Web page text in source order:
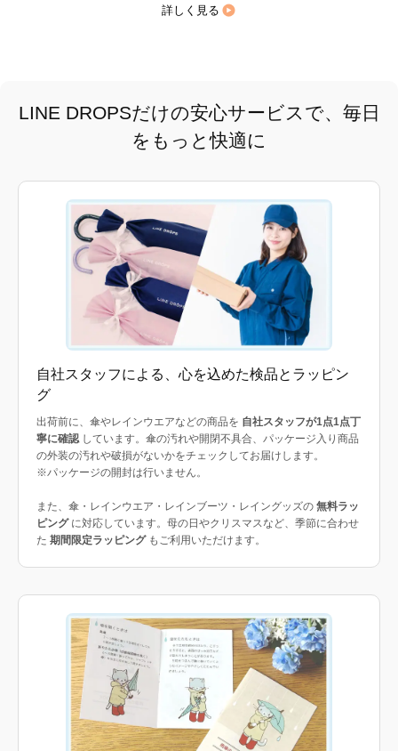
詳しく見る
LINE DROPSだけの安心サービスで、毎日
をもっと快適に
自社スタッフによる、心を込めた検品とラッピン
グ
出荷前に、傘やレインウエアなどの商品を 自社スタッフが1点1点丁
寧に確認 しています。傘の汚れや開閉不具合、パッケージ入り商品
の外装の汚れや破損がないかをチェックしてお届けします。
※パッケージの開封は行いません。
また、傘・レインウエア・レインブーツ・レイングッズの 無料ラッ
ピングに対応しています。母の日やクリスマスなど、季節に合わせ
た 期間限定ラッピングもご利用いただけます。